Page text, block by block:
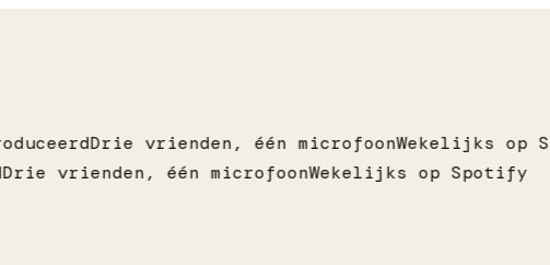
Drie vrienden, één microfoonWekelijks op
vrienden, één microfoonWekelijks op Spotify